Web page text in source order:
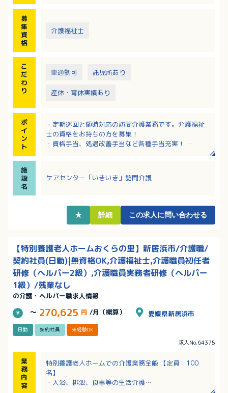
募
集
資
格
介護福祉士
こ
だ
わ
り
車通勤可 託児所あり
産休・育休実績あり
ポ
イ
ン
ト
・定期巡回と随時対応の訪問介護業務です。介護福祉
士の資格をお持ちの方を募集！
・資格手当、処遇改善手当など各種手当充実！
・昇給・賞与は業績や本人の実績に応じて支給！頑張
りをしっかり評価してもらえます！
施
設
名
ケアセンター「いきいき」訪問介護
★ 詳細 この求人に問い合わせる
【特別養護老人ホームおくらの里】新居浜市/介護職/
契約社員(日勤)|無資格OK,介護福祉士,介護職員初任者
研修（ヘルパー2級）,介護職員実務者研修（ヘルパー
1級）/残業なし
の介護・ヘルパー職求人情報
～ 270,625 円 /月（概算） 愛媛県新居浜市
日勤 契約社員 未経験OK
求人No.64375
業
務
内
容
特別養護老人ホームでの介護業務全般 【定員：100
名】
・入浴、排泄、食事等の生活介護